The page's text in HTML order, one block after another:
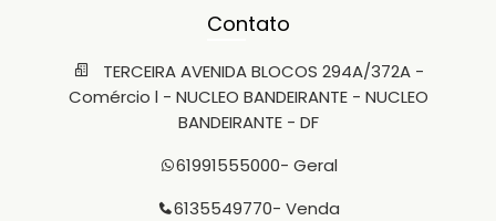
Contato
TERCEIRA AVENIDA BLOCOS 294A/372A -
Comércio l - NUCLEO BANDEIRANTE - NUCLEO
BANDEIRANTE - DF
61991555000- Geral
6135549770- Venda